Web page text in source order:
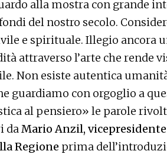
alla mostra con grande
del nostro secolo.
e spirituale. Illegio ancora
attraverso l’arte che rende
Non esiste autentica
guardiamo con orgoglio a
al pensiero» le parole
daMario Anzil, vicepresidente
Regione prima